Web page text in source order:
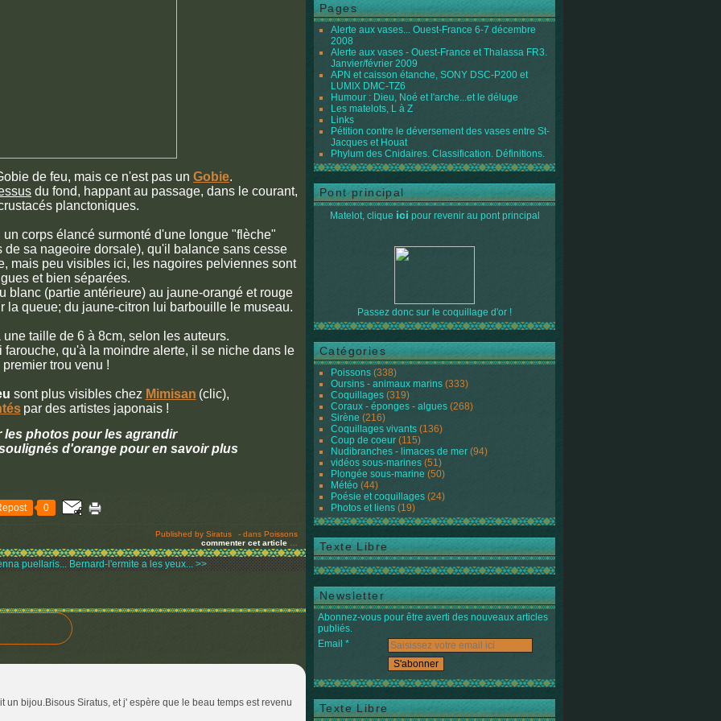
de feu, mais ce n'est pas un Gobie.
du fond, happant au passage, dans le courant,
planctoniques.
corps élancé surmonté d'une longue "flèche"
de sa nageoire dorsale), qu'il balance sans cesse
mais peu visibles ici, les nagoires pelviennes sont
et bien séparées.
blanc (partie antérieure) au jaune-orangé et rouge
la queue; du jaune-citron lui barbouille le museau.
taille de 6 à 8cm, selon les auteurs.
qu'à la moindre alerte, il se niche dans le
premier trou venu !
sont plus visibles chez Mimisan (clic),
par des artistes japonais !
les photos pour les agrandir
d'orange pour en savoir plus
0
Published by Siratus - dans Poissons
commenter cet article
puellaris... Bernard-l'ermite a les yeux... >>
un bijou.Bisous Siratus, et j' espère que le beau temps est revenu
Pages
Alerte aux vases... Ouest-France 6-7 décembre
2008
Alerte aux vases - Ouest-France et Thalassa FR3.
Janvier/février 2009
APN et caisson étanche, SONY DSC-P200 et
LUMIX DMC-TZ6
Humour : Dieu, Noé et l'arche...et le déluge
Les matelots, L à Z
Links
Pétition contre le déversement des vases entre St-
Jacques et Houat
Phylum des Cnidaires. Classification. Définitions.
Pont principal
Matelot, clique ici pour revenir au pont principal
Passez donc sur le coquillage d'or !
Catégories
Poissons (338)
Oursins - animaux marins (333)
Coquillages (319)
Coraux - éponges - algues (268)
Sirène (216)
Coquillages vivants (136)
Coup de coeur (115)
Nudibranches - limaces de mer (94)
vidéos sous-marines (51)
Plongée sous-marine (50)
Météo (44)
Poésie et coquillages (24)
Photos et liens (19)
Texte Libre
Newsletter
Abonnez-vous pour être averti des nouveaux articles
publiés.
Email
Texte Libre